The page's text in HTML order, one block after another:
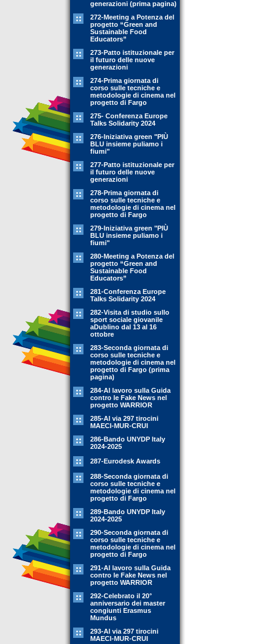
generazioni (prima pagina)
272-Meeting a Potenza del
progetto “Green and
Sustainable Food
Educators”
273-Patto istituzionale per
il futuro delle nuove
generazioni
274-Prima giornata di
corso sulle tecniche e
metodologie di cinema nel
progetto di Fargo
275- Conferenza Europe
Talks Solidarity 2024
276-Iniziativa green "PIÙ
BLU insieme puliamo i
fiumi"
277-Patto istituzionale per
il futuro delle nuove
generazioni
278-Prima giornata di
corso sulle tecniche e
metodologie di cinema nel
progetto di Fargo
279-Iniziativa green "PIÙ
BLU insieme puliamo i
fiumi"
280-Meeting a Potenza del
progetto “Green and
Sustainable Food
Educators”
281-Conferenza Europe
Talks Solidarity 2024
282-Visita di studio sullo
sport sociale giovanile
aDublino dal 13 al 16
ottobre
283-Seconda giornata di
corso sulle tecniche e
metodologie di cinema nel
progetto di Fargo (prima
pagina)
284-Al lavoro sulla Guida
contro le Fake News nel
progetto WARRIOR
285-Al via 297 tirocini
MAECI-MUR-CRUI
286-Bando UNYDP Italy
2024-2025
287-Eurodesk Awards
288-Seconda giornata di
corso sulle tecniche e
metodologie di cinema nel
progetto di Fargo
289-Bando UNYDP Italy
2024-2025
290-Seconda giornata di
corso sulle tecniche e
metodologie di cinema nel
progetto di Fargo
291-Al lavoro sulla Guida
contro le Fake News nel
progetto WARRIOR
292-Celebrato il 20°
anniversario dei master
congiunti Erasmus
Mundus
293-Al via 297 tirocini
MAECI-MUR-CRUI